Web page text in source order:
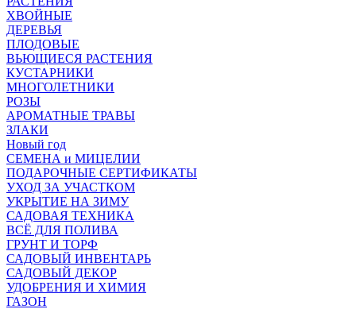
ХВОЙНЫЕ
ДЕРЕВЬЯ
ПЛОДОВЫЕ
ВЬЮЩИЕСЯ РАСТЕНИЯ
КУСТАРНИКИ
МНОГОЛЕТНИКИ
РОЗЫ
АРОМАТНЫЕ ТРАВЫ
ЗЛАКИ
Новый год
СЕМЕНА и МИЦЕЛИИ
ПОДАРОЧНЫЕ СЕРТИФИКАТЫ
УХОД ЗА УЧАСТКОМ
УКРЫТИЕ НА ЗИМУ
САДОВАЯ ТЕХНИКА
ВСЁ ДЛЯ ПОЛИВА
ГРУНТ И ТОРФ
САДОВЫЙ ИНВЕНТАРЬ
САДОВЫЙ ДЕКОР
УДОБРЕНИЯ И ХИМИЯ
ГАЗОН